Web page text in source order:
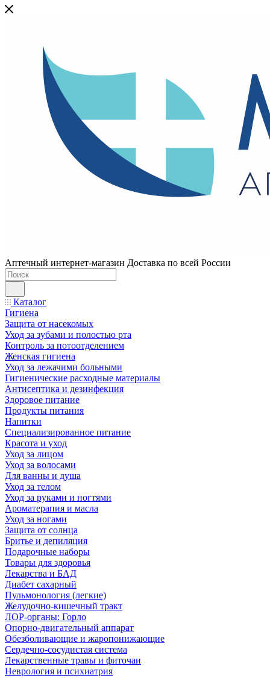
Аптечный интернет-магазин Доставка по всей России
Каталог
Гигиена
Защита от насекомых
Уход за зубами и полостью рта
Контроль за потоотделением
Женская гигиена
Уход за лежачими больными
Гигиенические расходные материалы
Антисептика и дезинфекция
Здоровое питание
Продукты питания
Напитки
Специализированное питание
Красота и уход
Уход за лицом
Уход за волосами
Для ванны и душа
Уход за телом
Уход за руками и ногтями
Ароматерапия и масла
Уход за ногами
Защита от солнца
Бритье и депиляция
Подарочные наборы
Товары для здоровья
Лекарства и БАД
Диабет сахарный
Пульмонология (легкие)
Желудочно-кишечный тракт
ЛОР-органы: Горло
Опорно-двигательный аппарат
Обезболивающие и жаропонижающие
Сердечно-сосудистая система
Лекарственные травы и фиточаи
Неврология и психиатрия